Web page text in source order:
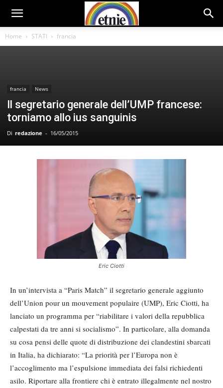
Home STATI francia
francia News
Il segretario generale dell’UMP francese:
torniamo allo ius sanguinis
Di redazione - 16/05/2015
Eric Ciotti
In un’intervista a “Paris Match” il segretario generale aggiunto
dell’Union pour un mouvement populaire (UMP), Eric Ciotti, ha
lanciato un programma per “riabilitare i valori della repubblica
calpestati da tre anni si socialismo”. In particolare, alla domanda
su cosa pensi delle quote di distribuzione dei clandestini sbarcati
in Italia, ha dichiarato: “La priorità per l’Europa non è
l’accoglimento ma l’espulsione immediata dei falsi richiedenti
asilo. Riportare alla frontiere chi è entrato illegalmente nel nostro